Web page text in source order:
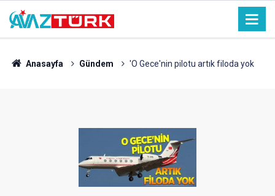
Anasayfa Gündem 'O Gece'nin pilotu artık filoda yok